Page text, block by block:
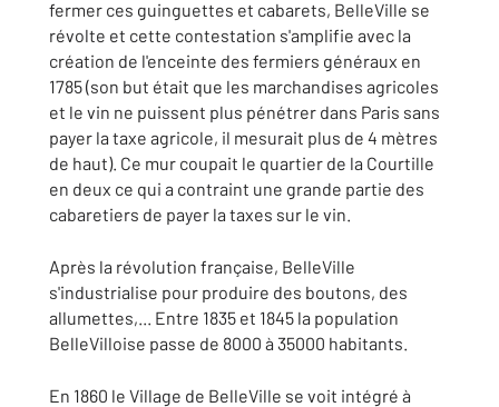
fermer ces guinguettes et cabarets, BelleVille se
révolte et cette contestation s'amplifie avec la
création de l'enceinte des fermiers généraux en
1785 (son but était que les marchandises agricoles
et le vin ne puissent plus pénétrer dans Paris sans
payer la taxe agricole, il mesurait plus de 4 mètres
de haut). Ce mur coupait le quartier de la Courtille
en deux ce qui a contraint une grande partie des
cabaretiers de payer la taxes sur le vin.
Après la révolution française, BelleVille
s'industrialise pour produire des boutons, des
allumettes,... Entre 1835 et 1845 la population
BelleVilloise passe de 8000 à 35000 habitants.
En 1860 le Village de BelleVille se voit intégré à